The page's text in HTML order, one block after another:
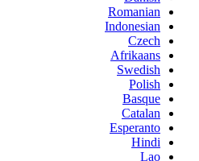
Romanian
Indonesian
Czech
Afrikaans
Swedish
Polish
Basque
Catalan
Esperanto
Hindi
Lao